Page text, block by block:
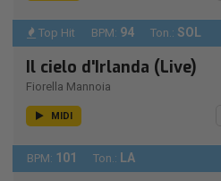
Top Hit BPM: 94 Ton.: SOL
Il cielo d'Irlanda (Live)
Fiorella Mannoia
MIDI
BPM: 101 Ton.: LA